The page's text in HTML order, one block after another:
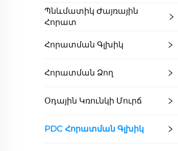
Պնևմատիկ Ժայռային
Հորատ
Հորատման Գլխիկ
Հորատման Ձող
Օդային Կռունկի Մուրճ
PDC Հորատման Գլխիկ